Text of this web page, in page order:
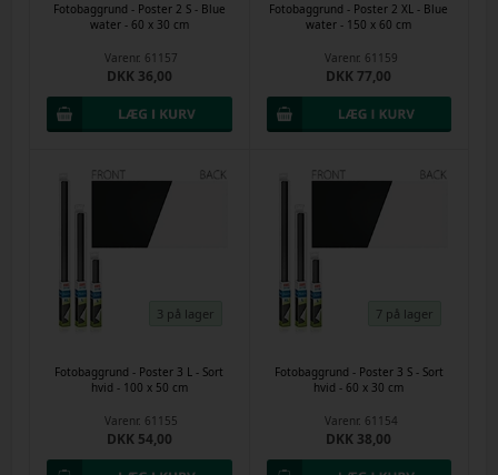
Fotobaggrund - Poster 2 S - Blue
water - 60 x 30 cm
Varenr. 61157
DKK 36,00
Fotobaggrund - Poster 2 XL - Blue
water - 150 x 60 cm
Varenr. 61159
DKK 77,00
3 på lager
Fotobaggrund - Poster 3 L - Sort
hvid - 100 x 50 cm
Varenr. 61155
DKK 54,00
7 på lager
Fotobaggrund - Poster 3 S - Sort
hvid - 60 x 30 cm
Varenr. 61154
DKK 38,00